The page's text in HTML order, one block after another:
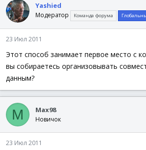
Yashied
Модератор Команда форума
23 Июл 2011
Этот способ занимает первое место с
вы собираетесь организовывать
данным?
M Max98
Новичок
23 Июл 2011